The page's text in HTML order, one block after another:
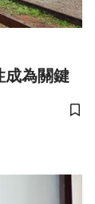
成為關鍵
儲